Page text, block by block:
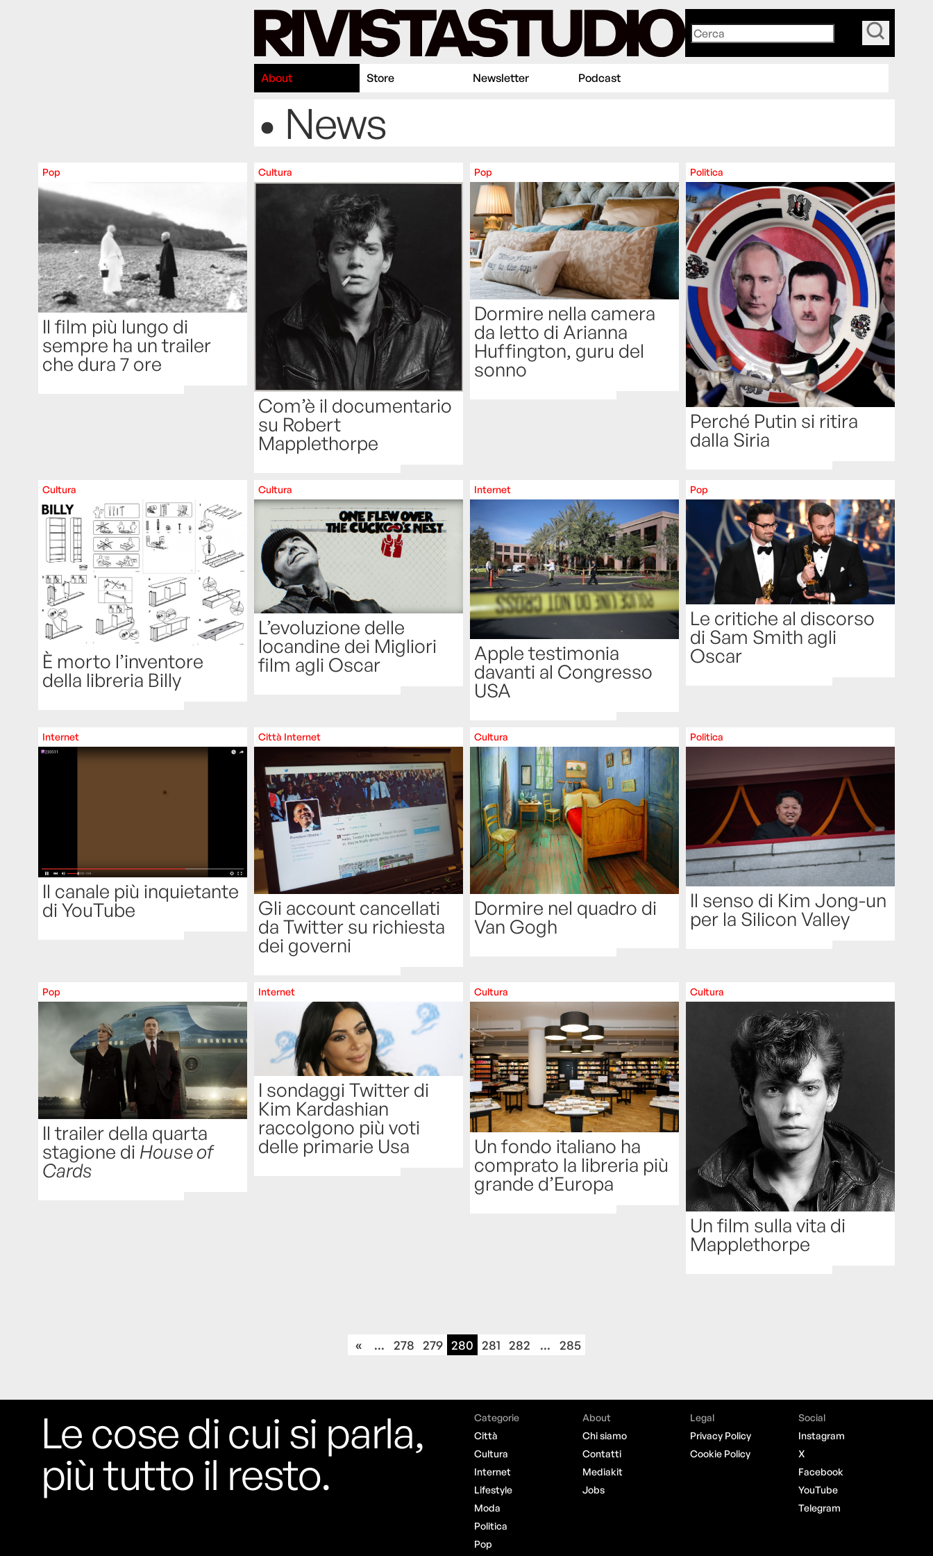
About Store Newsletter Podcast
• News
Pop
Il film più lungo di
sempre ha un trailer
che dura 7 ore
Cultura
Com’è il documentario
su Robert
Mapplethorpe
Pop
Dormire nella camera
da letto di Arianna
Huffington, guru del
sonno
Politica
Perché Putin si ritira
dalla Siria
Cultura
È morto l’inventore
della libreria Billy
Cultura
L’evoluzione delle
locandine dei Migliori
film agli Oscar
Internet
Apple testimonia
davanti al Congresso
USA
Pop
Le critiche al discorso
di Sam Smith agli
Oscar
Internet
Il canale più inquietante
di YouTube
Città Internet
Gli account cancellati
da Twitter su richiesta
dei governi
Cultura
Dormire nel quadro di
Van Gogh
Politica
Il senso di Kim Jong-un
per la Silicon Valley
Pop
Il trailer della quarta
stagione di House of
Cards
Internet
I sondaggi Twitter di
Kim Kardashian
raccolgono più voti
delle primarie Usa
Cultura
Un fondo italiano ha
comprato la libreria più
grande d’Europa
Cultura
Un film sulla vita di
Mapplethorpe
« ... 278 279 280 281 282 ... 285
Le cose di cui si parla,
più tutto il resto.
Categorie
Città
Cultura
Internet
Lifestyle
Moda
Politica
Pop
About
Chi siamo
Contatti
Mediakit
Jobs
Legal
Privacy Policy
Cookie Policy
Social
Instagram
X
Facebook
YouTube
Telegram